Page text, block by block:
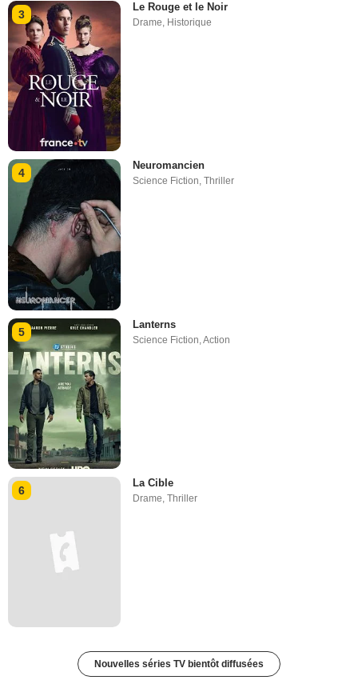
3
Le Rouge et le Noir
Drame, Historique
4
Neuromancien
Science Fiction,Thriller
5
Lanterns
Science Fiction ,Action
6
La Cible
Drame,Thriller
Nouvelles séries TV bientôt diffusées